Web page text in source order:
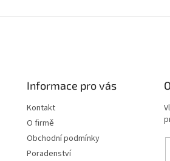
Informace pro vás
Kontakt
O firmě
Obchodní podmínky
Poradenství